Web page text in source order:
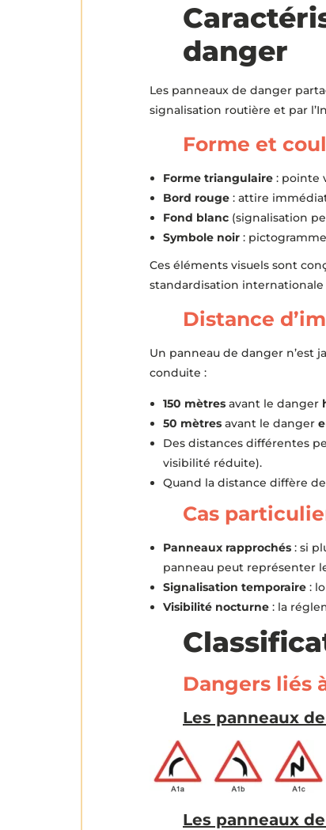
danger
Les panneaux de danger
signalisation routière et par
Forme et
Forme triangulaire: pointe
Bord rouge: attire
Fond blanc(signalisation
Symbole noir:
Ces éléments visuels sont
standardisation internationale
Distance
Un panneau de danger n’est
conduite :
150 mètresavant le danger
50 mètresavant le danger
Des distances différentes
visibilité réduite).
Quand la distance diffère
Cas
Panneaux rapprochés: si
panneau peut représenter
Signalisation temporaire:
Visibilité nocturne: la
Dangers liés
Les panneaux de
Les panneaux